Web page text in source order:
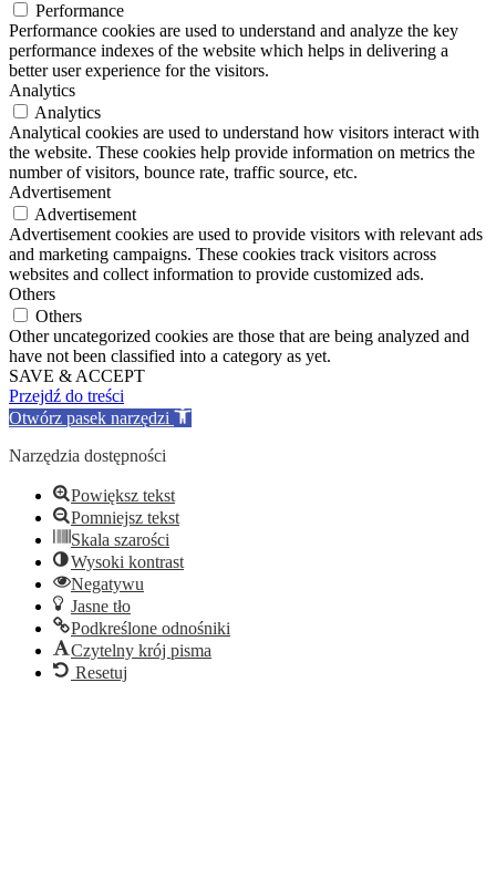
Performance
Performance cookies are used to understand and analyze the key
performance indexes of the website which helps in delivering a
better user experience for the visitors.
Analytics
Analytics
Analytical cookies are used to understand how visitors interact with
the website. These cookies help provide information on metrics the
number of visitors, bounce rate, traffic source, etc.
Advertisement
Advertisement
Advertisement cookies are used to provide visitors with relevant ads
and marketing campaigns. These cookies track visitors across
websites and collect information to provide customized ads.
Others
Others
Other uncategorized cookies are those that are being analyzed and
have not been classified into a category as yet.
SAVE & ACCEPT
Przejdź do treści
Otwórz pasek narzędzi
Narzędzia dostępności
Powiększ tekst
Pomniejsz tekst
Skala szarości
Wysoki kontrast
Negatywu
Jasne tło
Podkreślone odnośniki
Czytelny krój pisma
Resetuj